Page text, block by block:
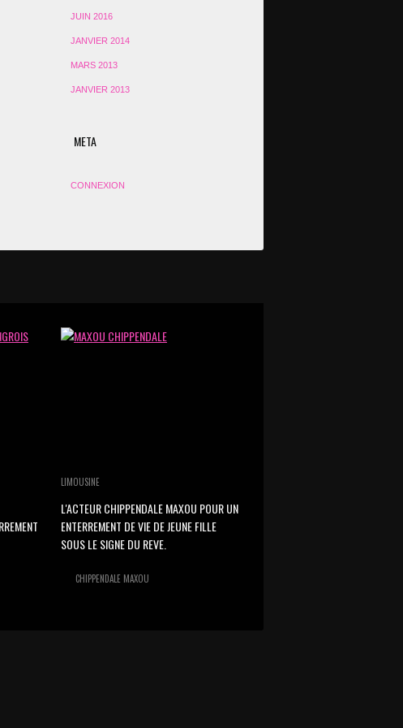
JUIN 2016
JANVIER 2014
MARS 2013
JANVIER 2013
META
CONNEXION
LIMOUSINE
L'ACTEUR CHIPPENDALE MAXOU POUR UN
ENTERREMENT DE VIE DE JEUNE FILLE
SOUS LE SIGNE DU REVE.
CHIPPENDALE MAXOU